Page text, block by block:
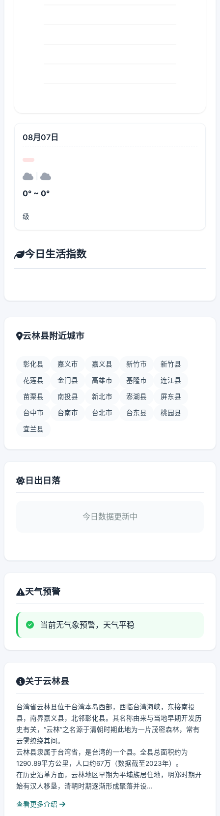
08月07日
0° ~ 0°
级
今日生活指数
云林县附近城市
彰化县 嘉义市 嘉义县 新竹市 新竹县
花莲县 金门县 高雄市 基隆市 连江县
苗栗县 南投县 新北市 澎湖县 屏东县
台中市 台南市 台北市 台东县 桃园县
宜兰县
日出日落
今日数据更新中
天气预警
当前无气象预警，天气平稳
关于云林县
台湾省云林县位于台湾本岛西部，西临台湾海峡，东接南投
县，南界嘉义县，北邻彰化县。其名称由来与当地早期开发历
史有关，“云林”之名源于清朝时期此地为一片茂密森林，常有
云雾缭绕其间。
云林县隶属于台湾省，是台湾的一个县。全县总面积约为
1290.89平方公里，人口约67万（数据截至2023年）。
在历史沿革方面，云林地区早期为平埔族居住地，明郑时期开
始有汉人移垦，清朝时期逐渐形成聚落并设...
查看更多介绍